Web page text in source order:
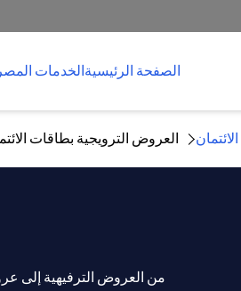
الصفحة الرئيسيةالخدمات
العروض الترويجية بطاقات
من العروض الترفيهية إلى